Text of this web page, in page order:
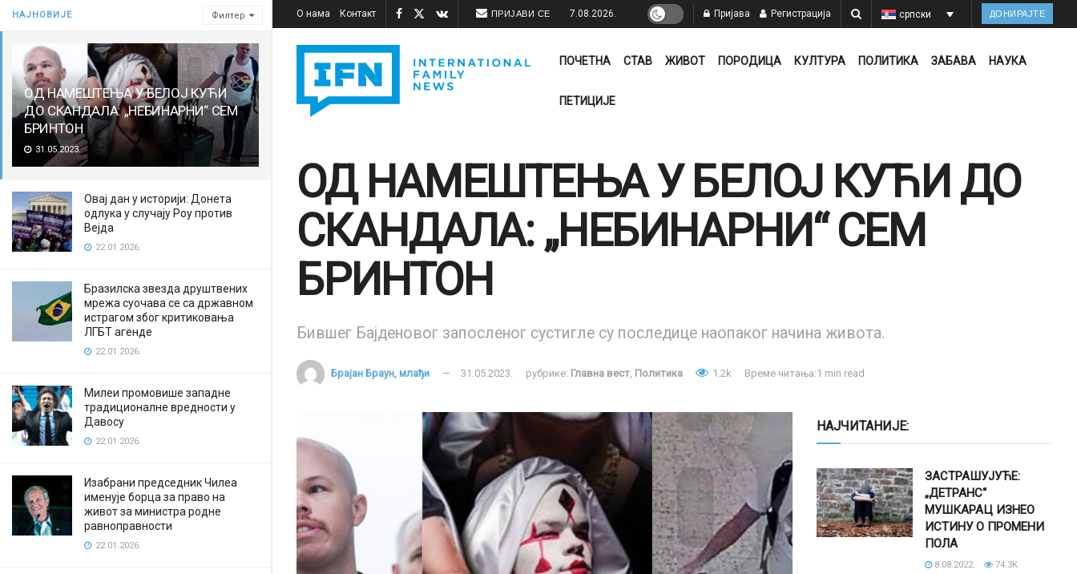
НАЈНОВИЈЕ Филтер
ОД НАМЕШТЕЊА У БЕЛОЈ КУЋИ
ДО СКАНДАЛА: „НЕБИНАРНИ“ СЕМ
БРИНТОН
31.05.2023.
Овај дан у историји: Донета
одлука у случају Роу против
Вејда
22.01.2026.
Бразилска звезда друштвених
мрежа суочава се са државном
истрагом због критиковања
ЛГБТ агенде
22.01.2026.
Милеи промовише западне
традиционалне вредности у
Давосу
22.01.2026.
Изабрани председник Чилеа
именује борца за право на
живот за министра родне
равноправности
22.01.2026.
О нама Контакт ПРИЈАВИ СЕ 7.08.2026. Пријава Регистрација српски ДОНИРАЈТЕ
ПОЧЕТНА СТАВ ЖИВОТ ПОРОДИЦА КУЛТУРА ПОЛИТИКА ЗАБАВА НАУКА
ПЕТИЦИЈЕ
ОД НАМЕШТЕЊА У БЕЛОЈ КУЋИ ДО
СКАНДАЛА: „НЕБИНАРНИ“ СЕМ
БРИНТОН
Бившег Бајденовог запосленог сустигле су последице наопаког начина живота.
Брајан Браун, млађи 31.05.2023. рубрике: Главна вест, Политика 1.2k Време читања:1 min read
НАЈЧИТАНИЈЕ:
ЗАСТРАШУЈУЋЕ:
„ДЕТРАНС“
МУШКАРАЦ ИЗНЕО
ИСТИНУ О ПРОМЕНИ
ПОЛА
8.08.2022. 74.3K